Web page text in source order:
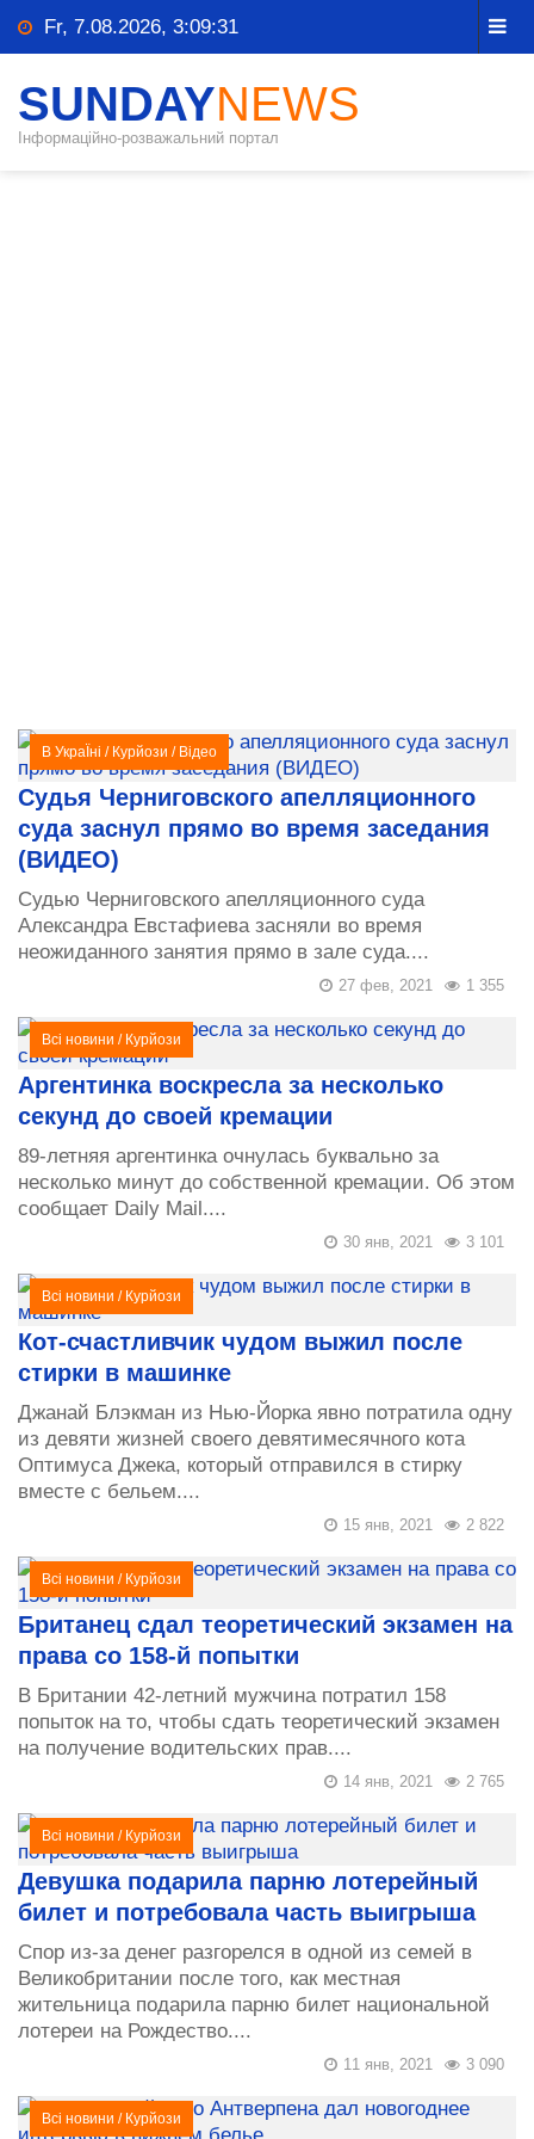
Fr, 7.08.2026, 3:09:32
SUNDAYNEWS
Інформаційно-розважальний портал
В УкраЇні / Курйози / Відео
Судья Черниговского апелляционного
суда заснул прямо во время заседания
(ВИДЕО)
Судью Черниговского апелляционного суда
Александра Евстафиева засняли во время
неожиданного занятия прямо в зале суда....
1 355
27 фев, 2021
Всі новини / Курйози
Аргентинка воскресла за несколько
секунд до своей кремации
89-летняя аргентинка очнулась буквально за
несколько минут до собственной кремации. Об этом
сообщает Daily Mail....
3 101
30 янв, 2021
Всі новини / Курйози
Кот-счастливчик чудом выжил после
стирки в машинке
Джанай Блэкман из Нью-Йорка явно потратила одну
из девяти жизней своего девятимесячного кота
Оптимуса Джека, который отправился в стирку
вместе с бельем....
2 822
15 янв, 2021
Всі новини / Курйози
Британец сдал теоретический экзамен на
права со 158-й попытки
В Британии 42-летний мужчина потратил 158
попыток на то, чтобы сдать теоретический экзамен
на получение водительских прав....
2 765
14 янв, 2021
Всі новини / Курйози
Девушка подарила парню лотерейный
билет и потребовала часть выигрыша
Спор из-за денег разгорелся в одной из семей в
Великобритании после того, как местная
жительница подарила парню билет национальной
лотереи на Рождество....
3 090
11 янв, 2021
Всі новини / Курйози